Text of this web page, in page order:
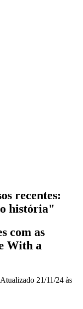
recentes:
história"
com as
With a
Atualizado 21/11/24 às